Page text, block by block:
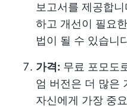
보고서를 제공합
하고 개선이 필요
법이 될 수 있습니
가격: 무료 포모도
엄 버전은 더 많은
자신에게 가장 중